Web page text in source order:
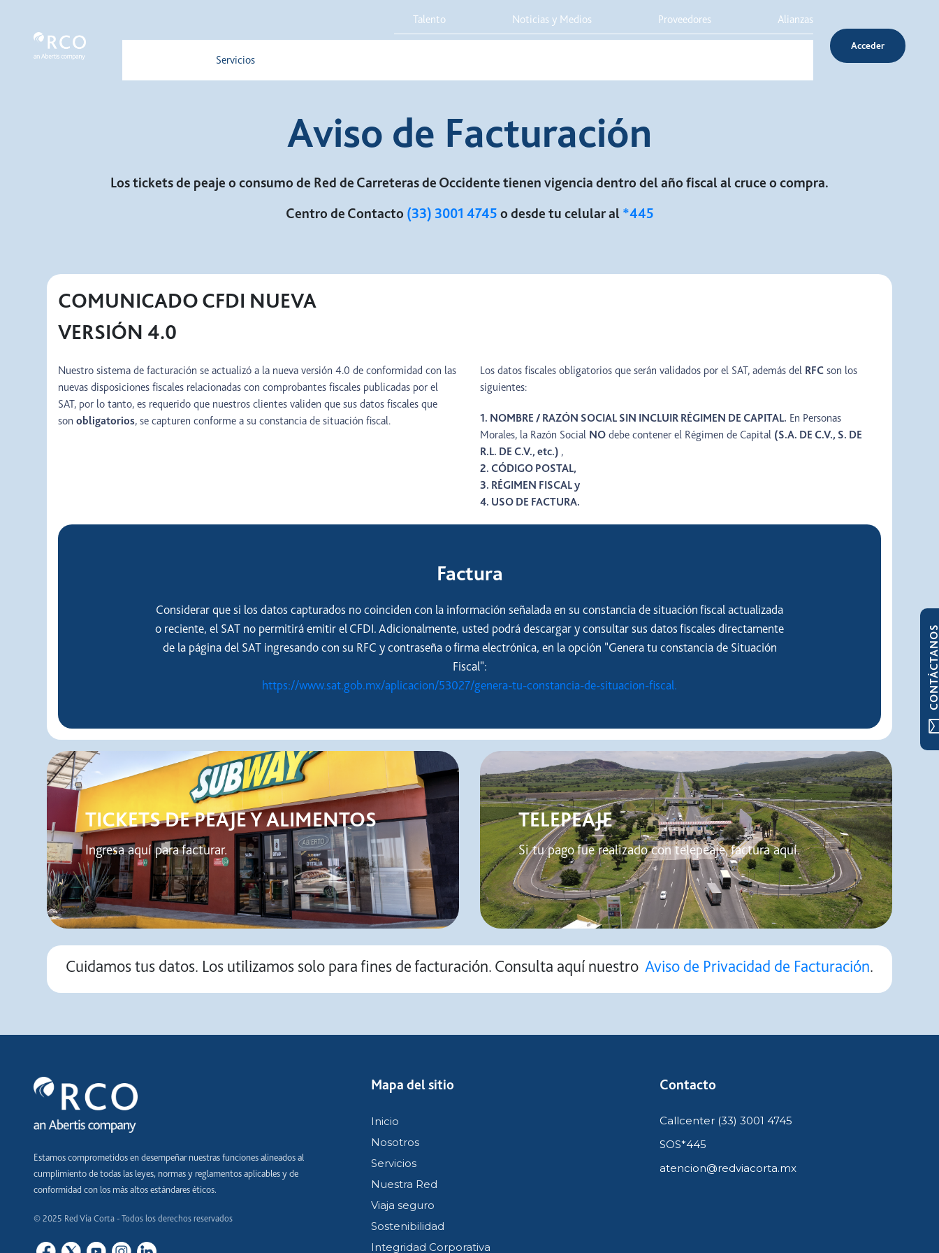
Talento Noticias y Medios Proveedores Alianzas
Servicios
Acceder
Aviso de Facturación
Los tickets de peaje o consumo de Red de Carreteras de Occidente tienen vigencia dentro del año fiscal al cruce o compra.
Centro de Contacto (33) 3001 4745 o desde tu celular al *445
COMUNICADO CFDI NUEVA
VERSIÓN 4.0
Nuestro sistema de facturación se actualizó a la nueva versión 4.0 de conformidad con las
nuevas disposiciones fiscales relacionadas con comprobantes fiscales publicadas por el
SAT, por lo tanto, es requerido que nuestros clientes validen que sus datos fiscales que
sonobligatorios, se capturen conforme a su constancia de situación fiscal.
Los datos fiscales obligatorios que serán validados por el SAT, además del RFC son los
siguientes:
1. NOMBRE / RAZÓN SOCIAL SIN INCLUIR RÉGIMEN DE CAPITAL. En Personas
Morales, la Razón Social NO debe contener el Régimen de Capital (S.A. DE C.V., S. DE
R.L. DE C.V., etc.) ,
2. CÓDIGO POSTAL,
3. RÉGIMEN FISCAL y
4. USO DE FACTURA.
Factura
Considerar que si los datos capturados no coinciden con la información señalada en su constancia de situación fiscal actualizada
o reciente, el SAT no permitirá emitir el CFDI. Adicionalmente, usted podrá descargar y consultar sus datos fiscales directamente
de la página del SAT ingresando con su RFC y contraseña o firma electrónica, en la opción "Genera tu constancia de Situación
Fiscal":
https://www.sat.gob.mx/aplicacion/53027/genera-tu-constancia-de-situacion-fiscal.
TICKETS DE PEAJE Y ALIMENTOS
Ingresa aquí para facturar.
TELEPEAJE
Si tu pago fue realizado con telepeaje, factura aquí.
Cuidamos tus datos. Los utilizamos solo para fines de facturación. Consulta aquí nuestro Aviso de Privacidad de Facturación.
Estamos comprometidos en desempeñar nuestras funciones alineados al
cumplimiento de todas las leyes, normas y reglamentos aplicables y de
conformidad con los más altos estándares éticos.
© 2025 Red Vía Corta - Todos los derechos reservados
Mapa del sitio
Inicio
Nosotros
Servicios
Nuestra Red
Viaja seguro
Sostenibilidad
Integridad Corporativa
Contacto
Callcenter (33) 3001 4745
SOS*445
atencion@redviacorta.mx